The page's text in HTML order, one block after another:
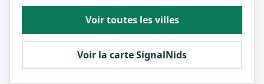
Voir toutes les villes
Voir la carte SignalNids